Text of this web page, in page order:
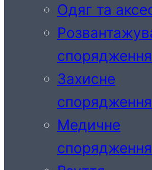
Одяг та
спорядження
Захисне
спорядження
Медичне
спорядження